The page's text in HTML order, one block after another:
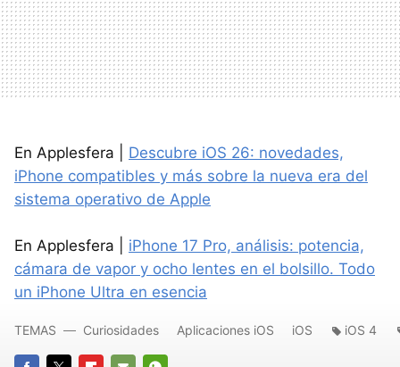
En Applesfera | Descubre iOS 26: novedades,
iPhone compatibles y más sobre la nueva era del
sistema operativo de Apple
En Applesfera | iPhone 17 Pro, análisis: potencia,
cámara de vapor y ocho lentes en el bolsillo. Todo
un iPhone Ultra en esencia
TEMAS Curiosidades Aplicaciones iOS iOS iOS 4